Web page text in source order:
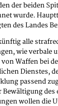
der beiden
wurde.
des Landes
alle
wie verbale
Waffen bei
Dienstes,
passend
Bewältigung
wollen die